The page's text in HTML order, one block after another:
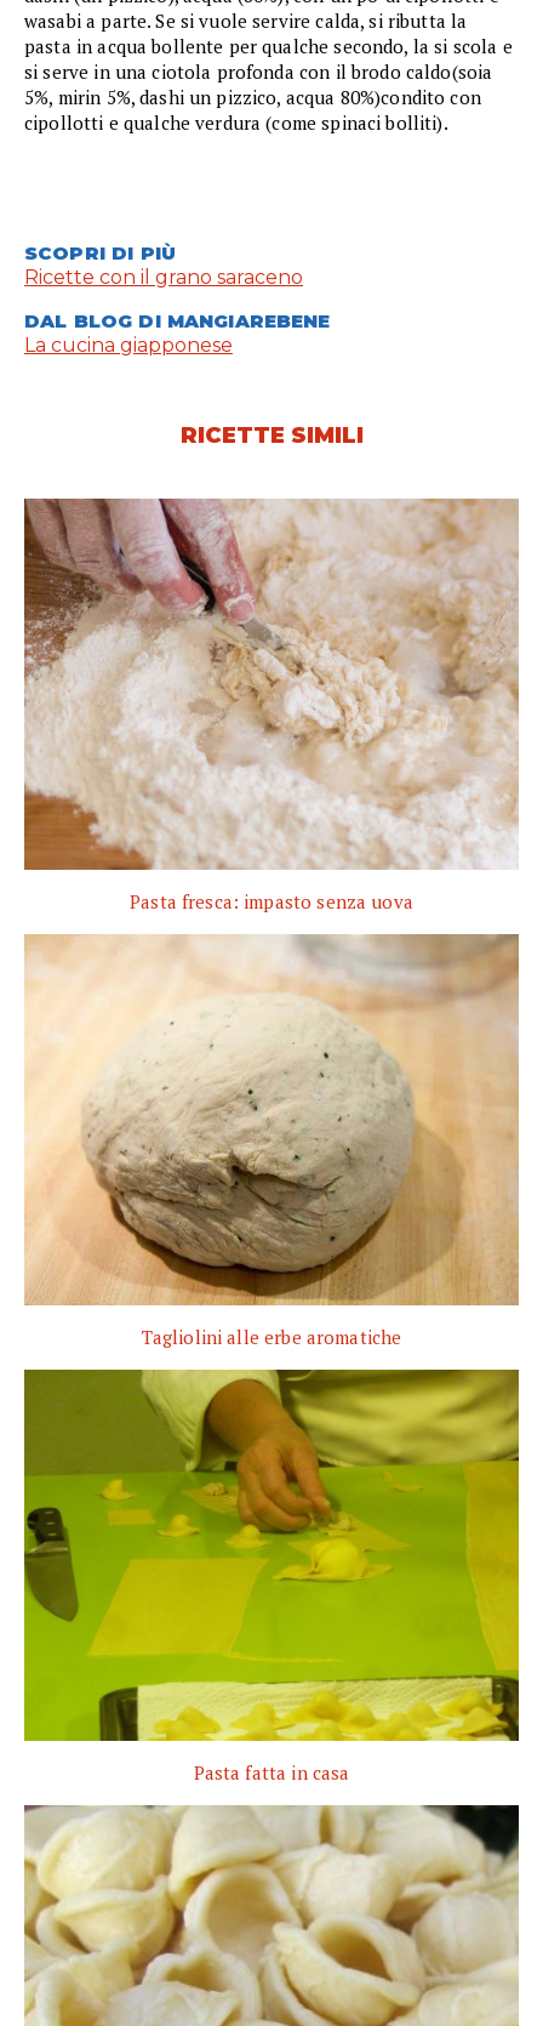
wasabi a parte. Se si vuole servire calda, si ributta la
pasta in acqua bollente per qualche secondo, la si scola e
si serve in una ciotola profonda con il brodo caldo(soia
5%, mirin 5%, dashi un pizzico, acqua 80%)condito con
cipollotti e qualche verdura (come spinaci bolliti).
SCOPRI DI PIÙ
Ricette con il grano saraceno
DAL BLOG DI MANGIAREBENE
La cucina giapponese
RICETTE SIMILI
Pasta fresca: impasto senza uova
Tagliolini alle erbe aromatiche
Pasta fatta in casa